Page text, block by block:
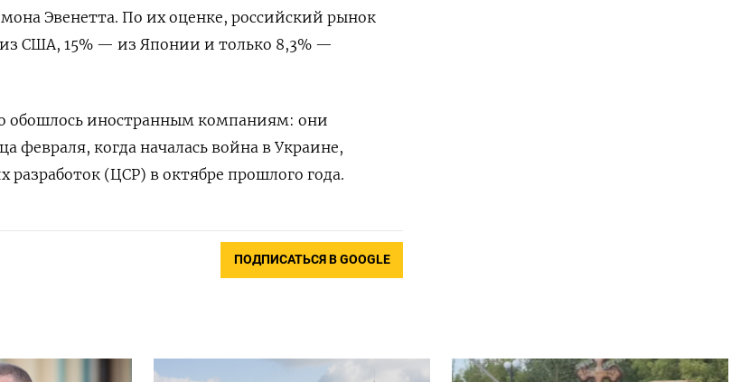
Эвенетта. По их оценке, российский рынок
США, 15% — из Японии и только 8,3% —
обошлось иностранным компаниям: они
февраля, когда началась война в Украине,
разработок (ЦСР) в октябре прошлого года.
ПОДПИСАТЬСЯ В GOOGLE